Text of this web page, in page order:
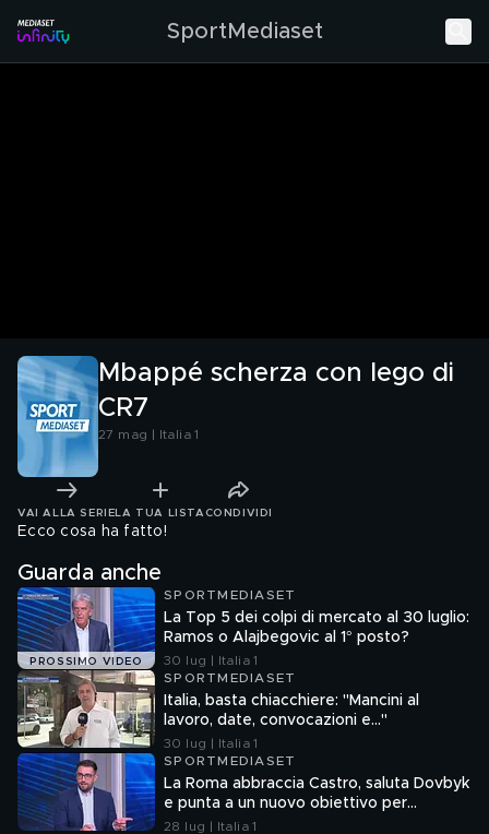
SportMediaset
Mbappé scherza con lego di
CR7
27 mag | Italia 1
VAI ALLA SERIE LA TUA LISTA CONDIVIDI
Ecco cosa ha fatto!
Guarda anche
PROSSIMO VIDEO
SPORTMEDIASET
La Top 5 dei colpi di mercato al 30 luglio:
Ramos o Alajbegovic al 1° posto?
30 lug | Italia 1
SPORTMEDIASET
Italia, basta chiacchiere: "Mancini al
lavoro, date, convocazioni e…"
30 lug | Italia 1
SPORTMEDIASET
La Roma abbraccia Castro, saluta Dovbyk
e punta a un nuovo obiettivo per
l'attacco
28 lug | Italia 1